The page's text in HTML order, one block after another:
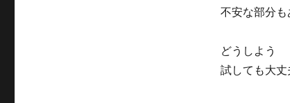
不安な部分も
どうしよう
試しても大丈